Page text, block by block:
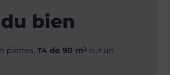
bien
pierres, T4 de 90 m² sur un